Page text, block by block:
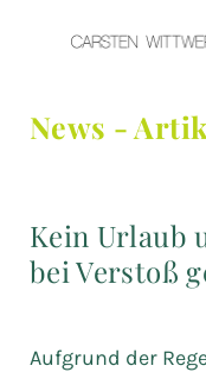
News -
Kein Urlaub
bei Verstoß
Aufgrund der